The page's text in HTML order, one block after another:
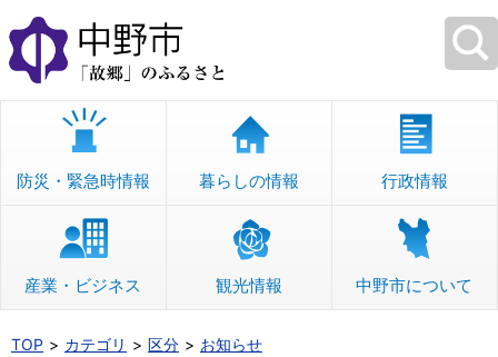
本
文
へ
移
防災・緊急時情報 暮らしの情報 行政情報
産業・ビジネス 観光情報 中野市について
TOP カテゴリ 区分
お知らせ